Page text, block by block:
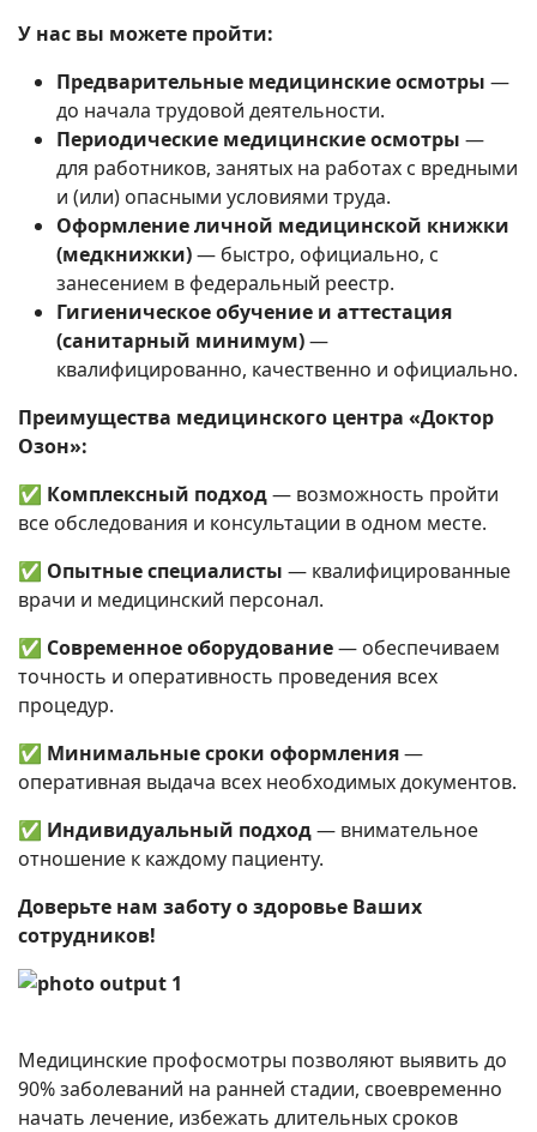
У нас вы можете пройти:
Предварительные медицинские осмотры —
до начала трудовой деятельности.
Периодические медицинские осмотры —
для работников, занятых на работах с вредными
и (или) опасными условиями труда.
Оформление личной медицинской книжки
(медкнижки)— быстро, официально, с
занесением в федеральный реестр.
Гигиеническое обучение и аттестация
(санитарный минимум)—
квалифицированно, качественно и официально.
Преимущества медицинского центра «Доктор
Озон»:
✅ Комплексный подход— возможность пройти
все обследования и консультации в одном месте.
✅ Опытные специалисты — квалифицированные
врачи и медицинский персонал.
✅ Современное оборудование— обеспечиваем
точность и оперативность проведения всех
процедур.
✅ Минимальные сроки оформления—
оперативная выдача всех необходимых документов.
✅ Индивидуальный подход— внимательное
отношение к каждому пациенту.
Доверьте нам заботу о здоровье Ваших
сотрудников!
Медицинские профосмотры позволяют выявить до
90% заболеваний на ранней стадии, своевременно
начать лечение, избежать длительных сроков